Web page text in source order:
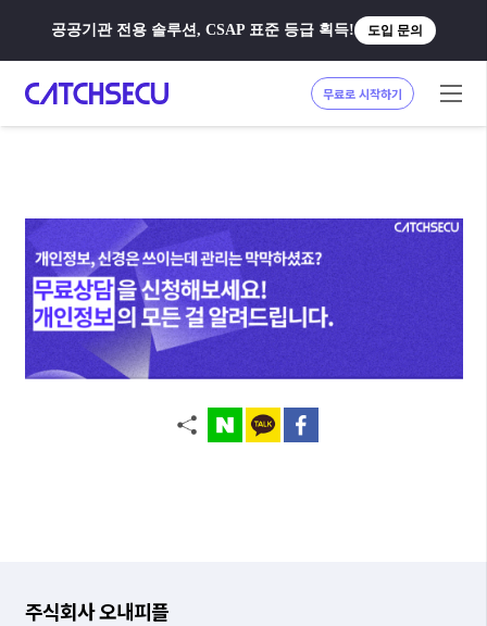
공공기관 전용 솔루션, CSAP 표준 등급 획득! 도입 문의
무료로 시작하기
주식회사 오내피플